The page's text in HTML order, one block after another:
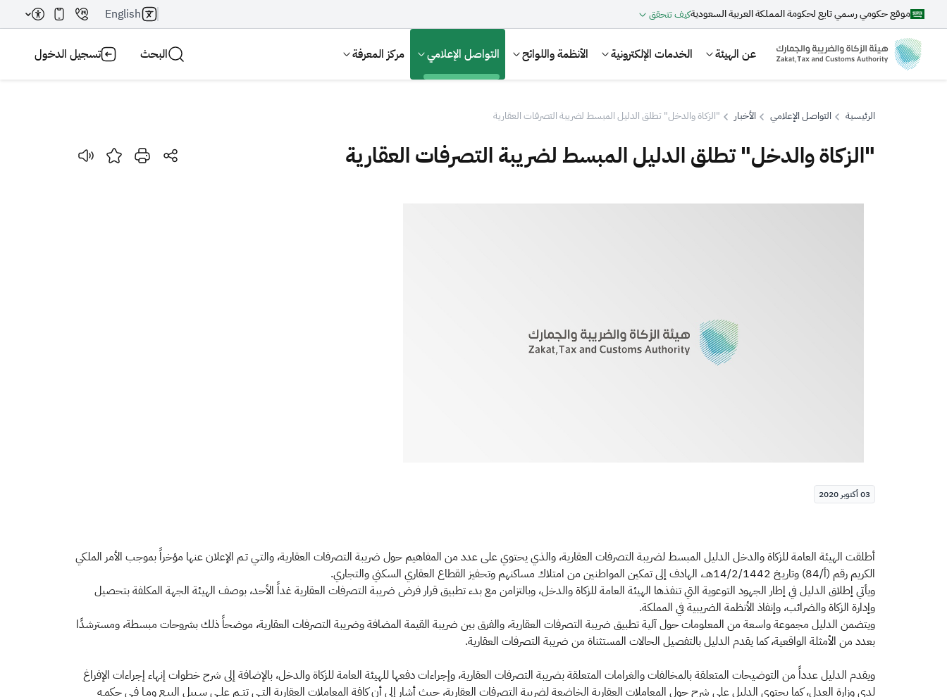
موقع حكومي رسمي تابع لحكومة المملكة العربية السعوديةكيف تتحقق English
عن الهيئة الخدمات الإلكترونية الأنظمة واللوائح التواصل الإعلامي مركز المعرفة البحث تسجيل الدخول
بحث
الرئيسية التواصل الإعلامي الأخبار "الزكاة والدخل" تطلق الدليل المبسط لضريبة التصرفات العقارية
"الزكاة والدخل" تطلق الدليل المبسط لضريبة التصرفات العقارية
03 أكتوبر 2020
أطلقت الهيئة العامة للزكاة والدخل الدليل المبسط لضريبة التصرفات العقارية، والذي يحتوي على عدد من المفاهيم حول ضريبة التصرفات العقارية، والتـي تـم الإعلان عنها مؤخراً بموجب الأمر الملكي
الكريم رقم (أ/84) وتاريـخ 14/2/1442هــ، الهادف إلى تمكين المواطنين من امتلاك مساكنهم وتحفيز القطاع العقاري السكني والتجاري.
ويأتي إطلاق الدليل في إطار الجهود التوعوية التي تنفذها الهيئة العامة للزكاة والدخل، وبالتزامن مع بدء تطبيق قرار فرض ضريبة التصرفات العقارية غداً الأحد، بوصف الهيئة الجهة المكلفة بتحصيل
وإدارة الزكاة والضرائب، وإنفاذ الأنظمة الضريبية في المملكة.
ويتضمن الدليل مجموعة واسعة من المعلومات حول آلية تطبيق ضريبة التصرفات العقارية، والفرق بين ضريبة القيمة المضافة وضريبة التصرفات العقارية، موضحاً ذلك بشروحات مبسطة، ومسترشدًا
بعدد من الأمثلة الواقعية، كما يقدم الدليل بالتفصيل الحالات المستثناة من ضريبة التصرفات العقارية.
ويقدم الدليل عدداً من التوضيحات المتعلقة بالمخالفات والغرامات المتعلقة بضريبة التصرفات العقارية، وإجراءات دفعها للهيئة العامة للزكاة والدخل، بالإضافة إلى شرح خطوات إنهاء إجراءات الإفراغ
لدى وزارة العدل، كما يحتوي الدليل على شرح حول المعاملات العقارية الخاضعة لضريبة التصرفات العقارية، حيث أشار إلى أن كافة المعاملات العقارية التــي تتــم علــى سـبيل البيـع ومـا فـي حكمـه